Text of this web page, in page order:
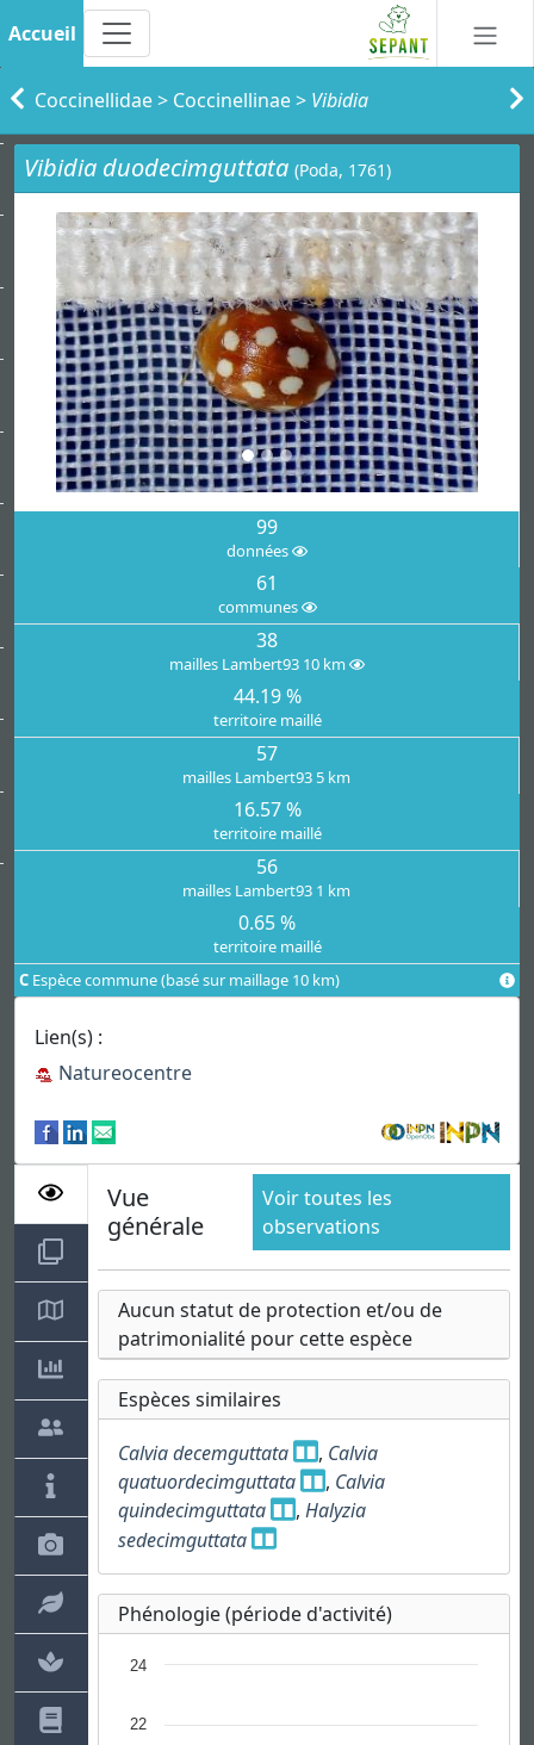
Accueil
Coccinellidae> Coccinellinae> Vibidia
Vibidia duodecimguttata (Poda, 1761)
99
données
61
communes
38
mailles Lambert93 10 km
44.19 %
territoire maillé
57
mailles Lambert93 5 km
16.57 %
territoire maillé
56
mailles Lambert93 1 km
0.65 %
territoire maillé
C Espèce commune (basé sur maillage 10 km)
Lien(s) :
Natureocentre
Vue
générale
Voir toutes les
observations
Aucun statut de protection et/ou de
patrimonialité pour cette espèce
Espèces similaires
Calvia decemguttata , Calvia
quatuordecimguttata
, Calvia
quindecimguttata
, Halyzia
sedecimguttata
Phénologie (période d'activité)
22
24